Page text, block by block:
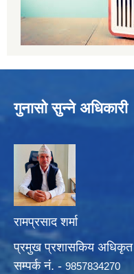
गुनासो सुन्ने अधिकारी
रामप्रसाद शर्मा
प्रमुख प्रशासकिय अधिकृत
सम्पर्क नं. - 9857834270